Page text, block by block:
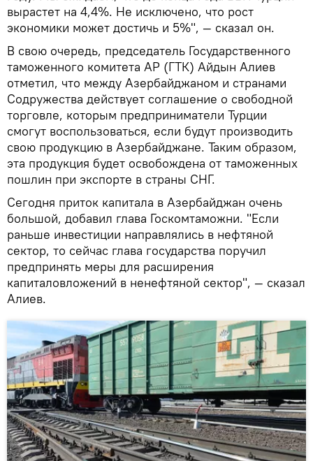
вырастет на 4,4%. Не исключено, что рост
экономики может достичь и 5%", — сказал он.
В свою очередь, председатель Государственного
таможенного комитета АР (ГТК) Айдын Алиев
отметил, что между Азербайджаном и странами
Содружества действует соглашение о свободной
торговле, которым предприниматели Турции
смогут воспользоваться, если будут производить
свою продукцию в Азербайджане. Таким образом,
эта продукция будет освобождена от таможенных
пошлин при экспорте в страны СНГ.
Сегодня приток капитала в Азербайджан очень
большой, добавил глава Госкомтаможни. "Если
раньше инвестиции направлялись в нефтяной
сектор, то сейчас глава государства поручил
предпринять меры для расширения
капиталовложений в ненефтяной сектор", — сказал
Алиев.